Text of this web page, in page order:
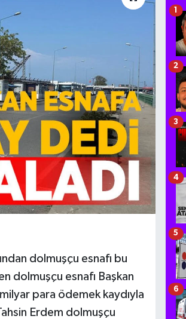
dolmuşçu esnafı bu
dolmuşçu esnafı Başkan
para ödemek kaydıyla
Erdem dolmuşçu
1
2
3
4
5
6